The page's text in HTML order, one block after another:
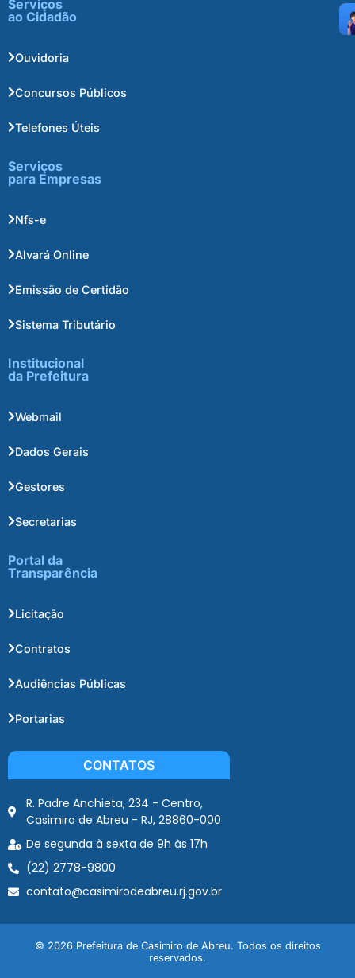
Serviços
ao Cidadão
Ouvidoria
Concursos Públicos
Telefones Úteis
Serviços
para Empresas
Nfs-e
Alvará Online
Emissão de Certidão
Sistema Tributário
Institucional
da Prefeitura
Webmail
Dados Gerais
Gestores
Secretarias
Portal da
Transparência
Licitação
Contratos
Audiências Públicas
Portarias
CONTATOS
R. Padre Anchieta, 234 - Centro,
Casimiro de Abreu - RJ, 28860-000
De segunda à sexta de 9h às 17h
(22) 2778-9800
contato@casimirodeabreu.rj.gov.br
© 2026 Prefeitura de Casimiro de Abreu. Todos os direitos
reservados.